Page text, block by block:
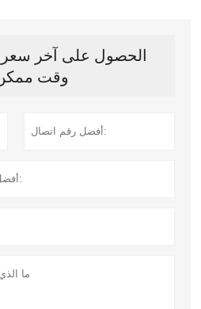
الحصول على آخر
وقت ممكن